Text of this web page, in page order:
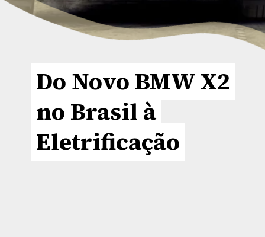
Do Novo BMW X2
no Brasil à
Eletrificação
Do Novo BMW X2
no Brasil à
Eletrificação